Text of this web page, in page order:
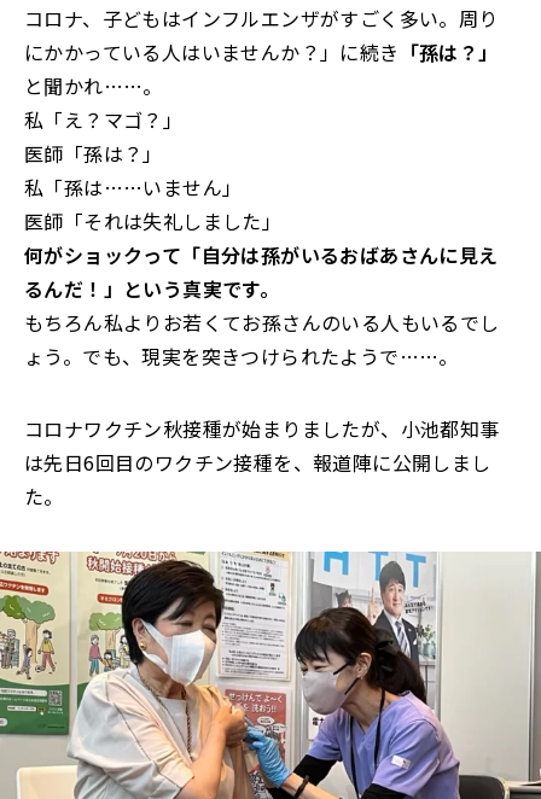
コロナ、子どもはインフルエンザがすごく多い。周り
にかかっている人はいませんか？」に続き 「孫は？」
と聞かれ……。
私「え？マゴ？」
医師「孫は？」
私「孫は……いません」
医師「それは失礼しました」
何がショックって「自分は孫がいるおばあさんに見え
るんだ！」という真実です。
もちろん私よりお若くてお孫さんのいる人もいるでし
ょう。でも、現実を突きつけられたようで……。
コロナワクチン秋接種が始まりましたが、小池都知事
は先日6回目のワクチン接種を、報道陣に公開しまし
た。